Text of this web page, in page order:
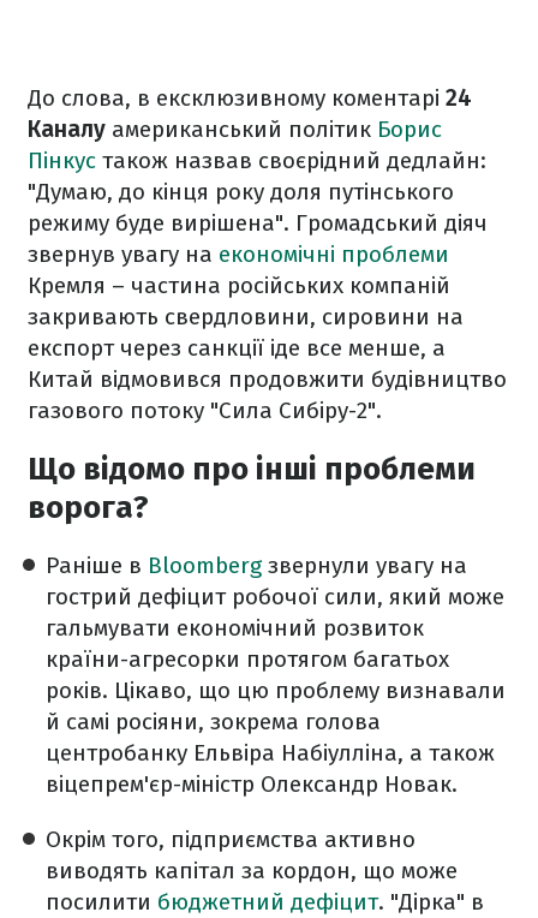
До слова, в ексклюзивному коментарі 24
Каналу американський політик Борис
Пінкус також назвав своєрідний дедлайн:
"Думаю, до кінця року доля путінського
режиму буде вирішена". Громадський діяч
звернув увагу на економічні проблеми
Кремля – частина російських компаній
закривають свердловини, сировини на
експорт через санкції іде все менше, а
Китай відмовився продовжити будівництво
газового потоку "Сила Сибіру-2".
Що відомо про інші проблеми
ворога?
Раніше в Bloombergзвернули увагу на
гострий дефіцит робочої сили, який може
гальмувати економічний розвиток
країни-агресорки протягом багатьох
років. Цікаво, що цю проблему визнавали
й самі росіяни, зокрема голова
центробанку Ельвіра Набіулліна, а також
віцепрем'єр-міністр Олександр Новак.
Окрім того, підприємства активно
виводять капітал за кордон, що може
посилити бюджетний дефіцит. "Дірка" в